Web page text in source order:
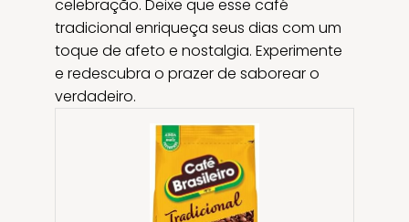
celebração. Deixe que esse café
tradicional enriqueça seus dias com um
toque de afeto e nostalgia. Experimente
e redescubra o prazer de saborear o
verdadeiro.